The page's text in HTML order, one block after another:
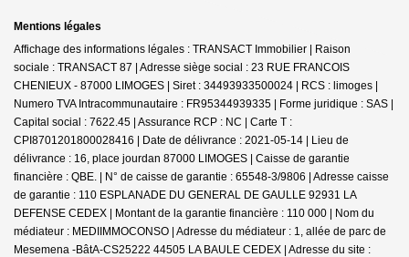
Mentions légales
Affichage des informations légales : TRANSACT Immobilier | Raison
sociale : TRANSACT 87 | Adresse siège social : 23 RUE FRANCOIS
CHENIEUX - 87000 LIMOGES | Siret : 34493933500024 | RCS : limoges |
Numero TVA Intracommunautaire : FR95344939335 | Forme juridique : SAS |
Capital social : 7622.45 | Assurance RCP : NC | Carte T :
CPI8701201800028416 | Date de délivrance : 2021-05-14 | Lieu de
délivrance : 16, place jourdan 87000 LIMOGES | Caisse de garantie
financière : QBE. | N° de caisse de garantie : 65548-3/9806 | Adresse caisse
de garantie : 110 ESPLANADE DU GENERAL DE GAULLE 92931 LA
DEFENSE CEDEX | Montant de la garantie financière : 110 000 | Nom du
médiateur : MEDIIMMOCONSO | Adresse du médiateur : 1, allée de parc de
Mesemena -BâtA-CS25222 44505 LA BAULE CEDEX | Adresse du site :